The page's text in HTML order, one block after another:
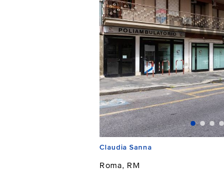
Claudia Sanna
Roma, RM